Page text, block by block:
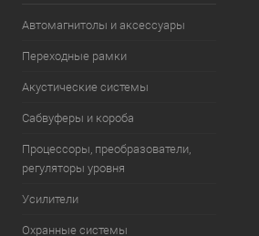
Автомагнитолы и аксессуары
Переходные рамки
Акустические системы
Сабвуферы и короба
Процессоры, преобразователи,
регуляторы уровня
Усилители
Охранные системы